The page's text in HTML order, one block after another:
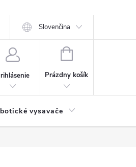
Slovenčina
NÁKUPNÝ
Prázdny košík
vysavače